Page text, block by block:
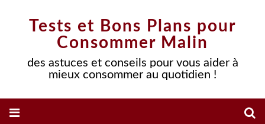
Tests et Bons Plans pour
Consommer Malin
des astuces et conseils pour vous aider à
mieux consommer au quotidien !